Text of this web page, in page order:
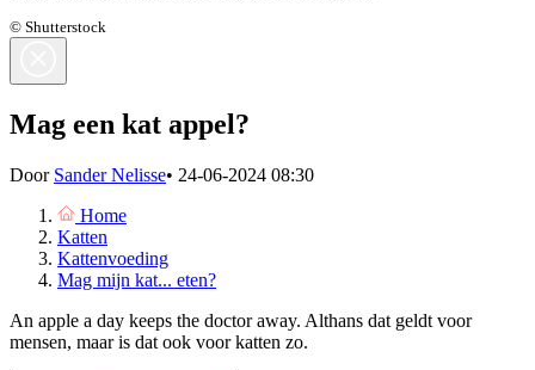
© Shutterstock
Mag een kat appel?
Door Sander Nelisse• 24-06-2024 08:30
Home
Katten
Kattenvoeding
Mag mijn kat... eten?
An apple a day keeps the doctor away. Althans dat geldt voor
mensen, maar is dat ook voor katten zo.